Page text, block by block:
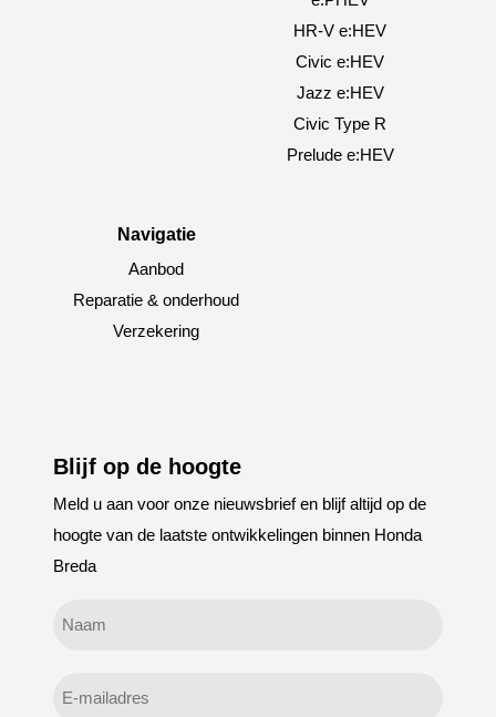
HR-V e:HEV
Civic e:HEV
Jazz e:HEV
Civic Type R
Prelude e:HEV
Navigatie
Aanbod
Reparatie & onderhoud
Verzekering
Blijf op de hoogte
Meld u aan voor onze nieuwsbrief en blijf altijd op de
hoogte van de laatste ontwikkelingen binnen Honda
Breda